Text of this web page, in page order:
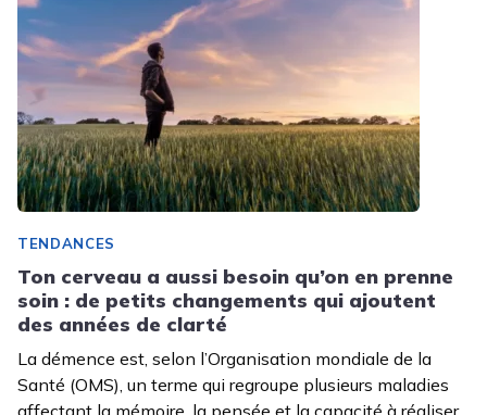
TENDANCES
Ton cerveau a aussi besoin qu’on en prenne
soin : de petits changements qui ajoutent
des années de clarté
La démence est, selon l’Organisation mondiale de la
Santé (OMS), un terme qui regroupe plusieurs maladies
affectant la mémoire, la pensée et la capacité à réaliser